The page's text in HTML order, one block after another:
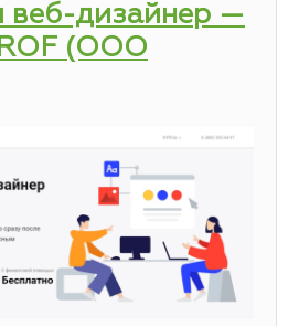
веб-дизайнер —
(ООО